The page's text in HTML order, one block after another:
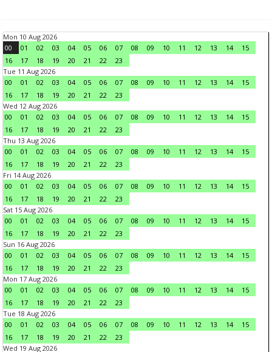
Mon 10 Aug 2026
00
01 02 03 04 05 06 07 08 09 10 11 12 13 14
15
16
17 18 19 20 21 22
23
Tue 11 Aug 2026
00
01 02 03 04 05 06 07 08 09 10 11 12 13 14
15
16
17 18 19 20 21 22
23
Wed 12 Aug 2026
00
01 02 03 04 05 06 07 08 09 10 11 12 13 14
15
16
17 18 19 20 21 22
23
Thu 13 Aug 2026
00
01 02 03 04 05 06 07 08 09 10 11 12 13 14
15
16
17 18 19 20 21 22
23
Fri 14 Aug 2026
00
01 02 03 04 05 06 07 08 09 10 11 12 13 14
15
16
17 18 19 20 21 22
23
Sat 15 Aug 2026
00
01 02 03 04 05 06 07 08 09 10 11 12 13 14
15
16
17 18 19 20 21 22
23
Sun 16 Aug 2026
00
01 02 03 04 05 06 07 08 09 10 11 12 13 14
15
16
17 18 19 20 21 22
23
Mon 17 Aug 2026
00
01 02 03 04 05 06 07 08 09 10 11 12 13 14
15
16
17 18 19 20 21 22
23
Tue 18 Aug 2026
00
01 02 03 04 05 06 07 08 09 10 11 12 13 14
15
16
17 18 19 20 21 22
23
Wed 19 Aug 2026